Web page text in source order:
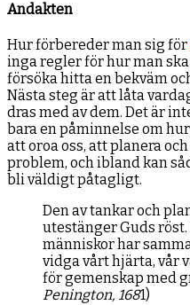
Andakten
Hur förbereder man sig för
inga regler för hur man
försöka hitta en bekväm
Nästa steg är att låta
dras med av dem. Det är
bara en påminnelse om
att oroa oss, att planera
problem, och ibland kan
bli väldigt påtagligt.
Den av tankar och
utestänger Guds
människor har
vidga vårt hjärta, vår
för gemenskap med
Penington, 1681)